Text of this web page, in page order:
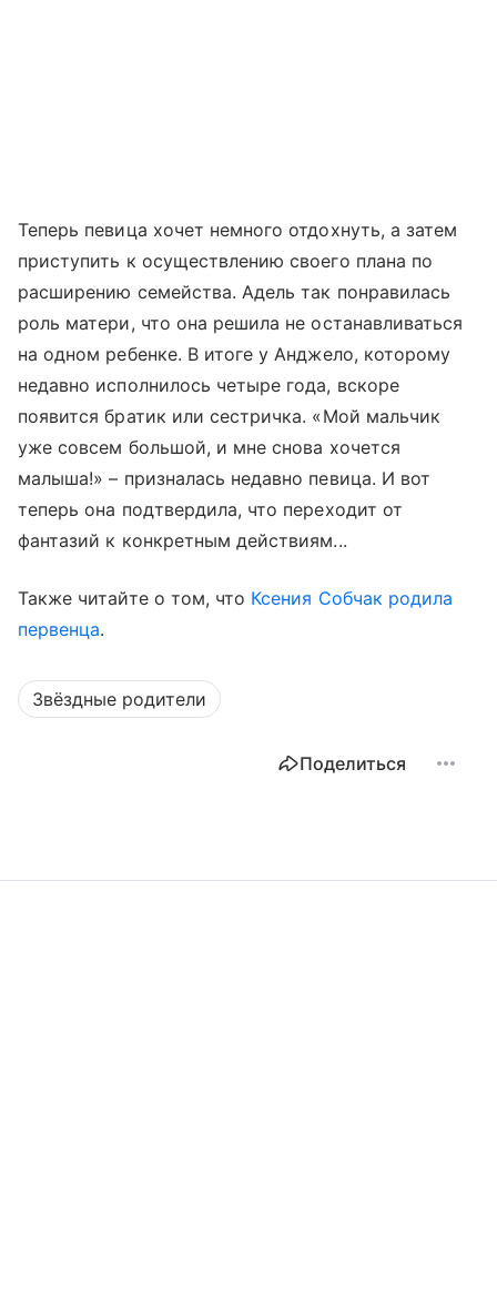
Теперь певица хочет немного отдохнуть, а затем
приступить к осуществлению своего плана по
расширению семейства. Адель так понравилась
роль матери, что она решила не останавливаться
на одном ребенке. В итоге у Анджело, которому
недавно исполнилось четыре года, вскоре
появится братик или сестричка. «Мой мальчик
уже совсем большой, и мне снова хочется
малыша!» – призналась недавно певица. И вот
теперь она подтвердила, что переходит от
фантазий к конкретным действиям...
Также читайте о том, что Ксения Собчак родила
первенца.
Звёздные родители
Поделиться